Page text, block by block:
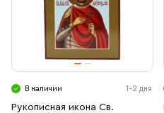
В наличии 1-2 дня
Рукописная икона Св.